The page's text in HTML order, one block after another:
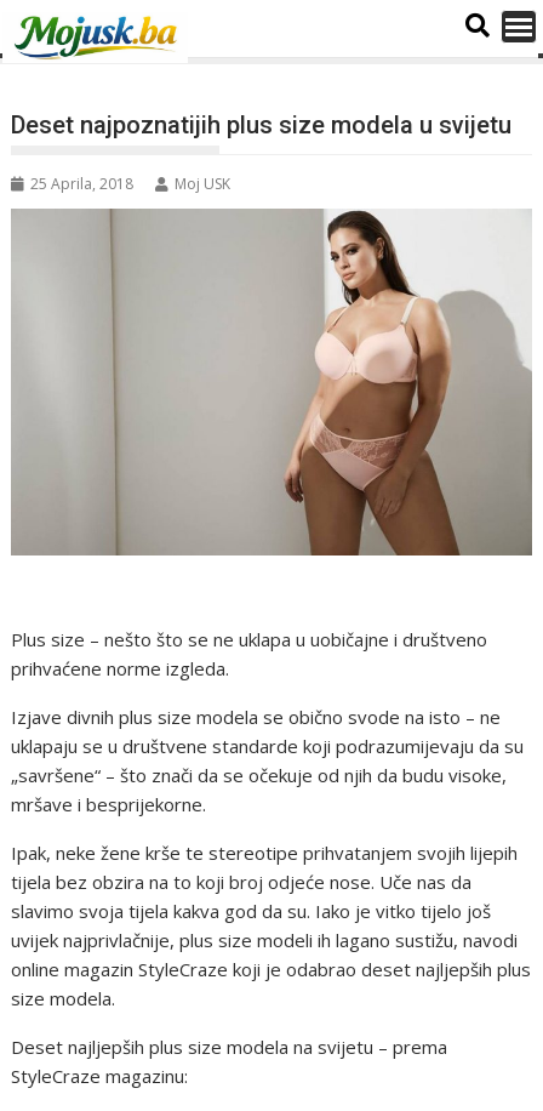
Deset najpoznatijih plus size modela u svijetu
25 Aprila, 2018 Moj USK
Plus size – nešto što se ne uklapa u uobičajne i društveno
prihvaćene norme izgleda.
Izjave divnih plus size modela se obično svode na isto – ne
uklapaju se u društvene standarde koji podrazumijevaju da su
„savršene“ – što znači da se očekuje od njih da budu visoke,
mršave i besprijekorne.
Ipak, neke žene krše te stereotipe prihvatanjem svojih lijepih
tijela bez obzira na to koji broj odjeće nose. Uče nas da
slavimo svoja tijela kakva god da su. Iako je vitko tijelo još
uvijek najprivlačnije, plus size modeli ih lagano sustižu, navodi
online magazin StyleCraze koji je odabrao deset najljepših plus
size modela.
Deset najljepših plus size modela na svijetu – prema
StyleCraze magazinu: